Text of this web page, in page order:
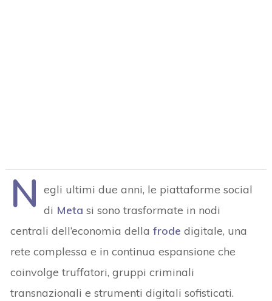
N egli ultimi due anni, le piattaforme social
di Meta si sono trasformate in nodi
centrali dell’economia dellafrode digitale, una
rete complessa e in continua espansione che
coinvolge truffatori, gruppi criminali
transnazionali e strumenti digitali sofisticati.